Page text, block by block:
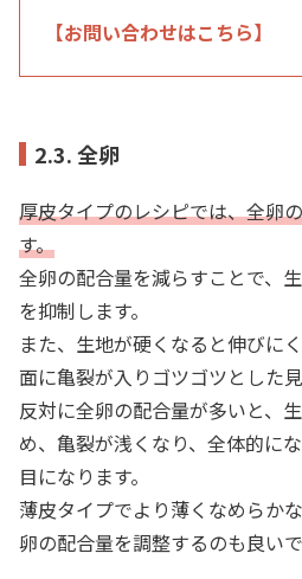
【お問い合わせはこちら】
2.3. 全卵
厚皮タイプのレシピでは、全卵
す。
全卵の配合量を減らすことで、
を抑制します。
また、生地が硬くなると伸びに
面に亀裂が入りゴツゴツとした
反対に全卵の配合量が多いと、
め、亀裂が浅くなり、全体的に
目になります。
薄皮タイプでより薄くなめらか
卵の配合量を調整するのも良いで